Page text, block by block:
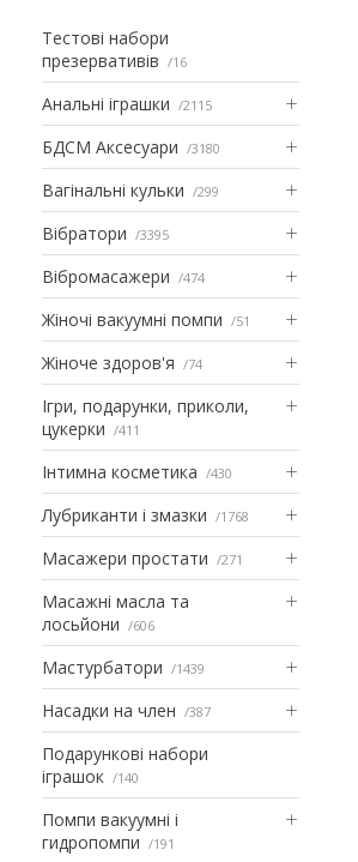
Тестові набори
презервативів
16
Анальні іграшки 2115
БДСМ Аксесуари 3180
Вагінальні кульки 299
Вібратори 3395
Вібромасажери 474
Жіночі вакуумні помпи 51
Жіноче здоров'я 74
Ігри, подарунки, приколи,
цукерки
411
Інтимна косметика 430
Лубриканти і змазки 1768
Масажери простати 271
Масажні масла та
лосьйони
606
Мастурбатори 1439
Насадки на член 387
Подарункові набори
іграшок
140
Помпи вакуумні і
гидропомпи
191